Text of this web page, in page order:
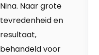
Nina. Naar grote
tevredenheid en
resultaat,
behandeld voor